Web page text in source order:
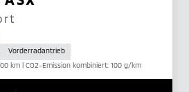
Vorderradantrieb
km | CO2-Emission kombiniert: 100 g/km